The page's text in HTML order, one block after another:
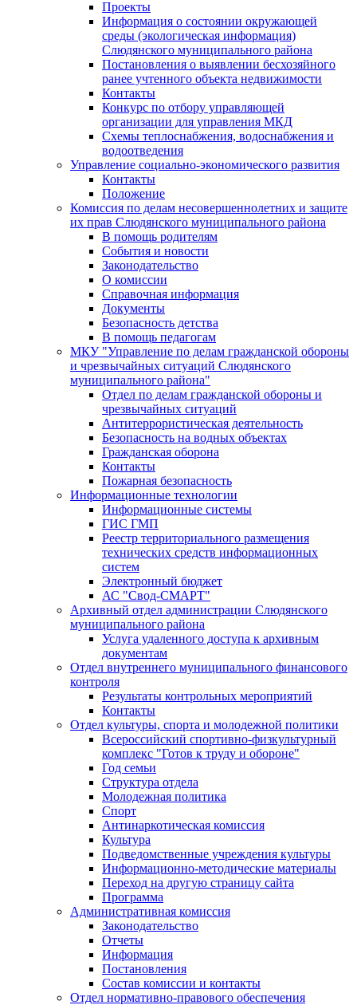
Проекты
Информация о состоянии окружающей
среды (экологическая информация)
Слюдянского муниципального района
Постановления о выявлении бесхозяйного
ранее учтенного объекта недвижимости
Контакты
Конкурс по отбору управляющей
организации для управления МКД
Схемы теплоснабжения, водоснабжения и
водоотведения
Управление социально-экономического развития
Контакты
Положение
Комиссия по делам несовершеннолетних и защите
их прав Слюдянского муниципального района
В помощь родителям
События и новости
Законодательство
О комиссии
Справочная информация
Документы
Безопасность детства
В помощь педагогам
МКУ "Управление по делам гражданской обороны
и чрезвычайных ситуаций Слюдянского
муниципального района"
Отдел по делам гражданской обороны и
чрезвычайных ситуаций
Антитеррористическая деятельность
Безопасность на водных объектах
Гражданская оборона
Контакты
Пожарная безопасность
Информационные технологии
Информационные системы
ГИС ГМП
Реестр территориального размещения
технических средств информационных
систем
Электронный бюджет
АС "Свод-СМАРТ"
Архивный отдел администрации Слюдянского
муниципального района
Услуга удаленного доступа к архивным
документам
Отдел внутреннего муниципального финансового
контроля
Результаты контрольных мероприятий
Контакты
Отдел культуры, спорта и молодежной политики
Всероссийский спортивно-физкультурный
комплекс "Готов к труду и обороне"
Год семьи
Структура отдела
Молодежная политика
Спорт
Антинаркотическая комиссия
Культура
Подведомственные учреждения культуры
Информационно-методические материалы
Переход на другую страницу сайта
Программа
Административная комиссия
Законодательство
Отчеты
Информация
Постановления
Состав комиссии и контакты
Отдел нормативно-правового обеспечения